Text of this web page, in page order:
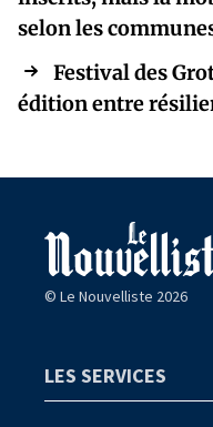
selon les
Festival des
édition entre
© Le Nouvelliste 2026
LES SERVICES